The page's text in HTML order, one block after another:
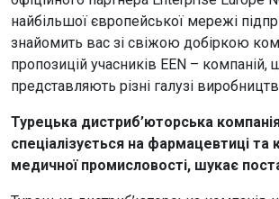
найбільшої європейської мережі
знайомить вас зі свіжою добіркою
пропозицій учасників EEN – компаній,
представляють різні галузі
Турецька дистриб’юторська
спеціалізується на фармацевтиці та
медичної промисловості, шукає